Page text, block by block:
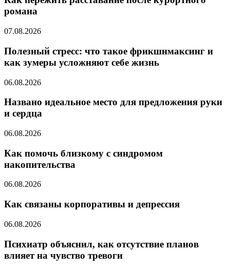
романа
07.08.2026
Полезный стресс: что такое фрикшнмаксинг и
как зумеры усложняют себе жизнь
06.08.2026
Названо идеальное место для предложения руки
и сердца
06.08.2026
Как помочь близкому с синдромом
накопительства
06.08.2026
Как связаны корпоративы и депрессия
06.08.2026
Психиатр объяснил, как отсутствие планов
влияет на чувство тревоги